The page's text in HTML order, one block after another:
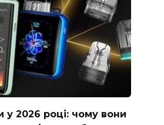
у 2026 році: чому вони